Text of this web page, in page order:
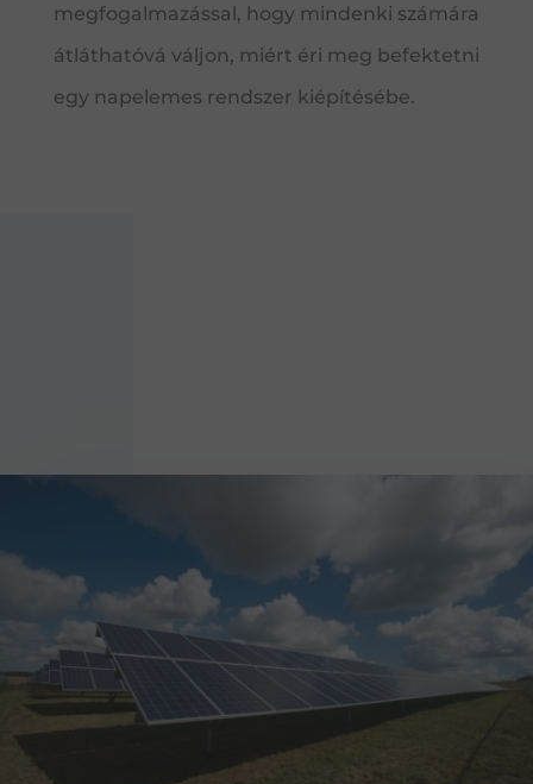
megfogalmazással, hogy mindenki számára
átláthatóvá váljon, miért éri meg befektetni
egy napelemes rendszer kiépítésébe.